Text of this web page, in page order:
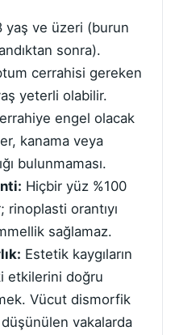
yaş ve üzeri (burun
sonra).
cerrahisi gereken
yeterli olabilir.
engel olacak
kanama veya
bulunmaması.
Hiçbir yüz %100
orantıyı
sağlamaz.
Estetik kaygıların
etkilerini doğru
Vücut dismorfik
vakalarda